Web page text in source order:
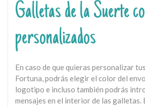
Galletas de la Suerte
personalizados
En caso de que quieras personalizar
Fortuna, podrás elegir el color del
logotipo e incluso también podrás
mensajes en el interior de las galletas.